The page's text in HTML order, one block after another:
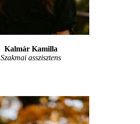
Kalmár Kamilla
Szakmai asszisztens